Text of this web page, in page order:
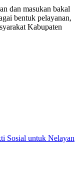
dan masukan bakal
bentuk pelayanan,
Kabupaten
Sosial untuk Nelayan